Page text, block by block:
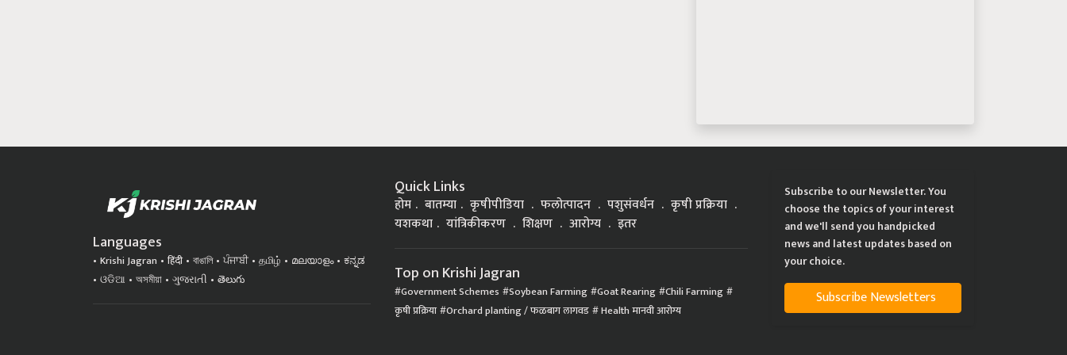
Languages
Krishi Jagran हिंदी বাঙালি ਪੰਜਾਬੀ தமிழ் മലയാളം
ಕನ್ನಡ
ଓଡିଆ
অসমীয়া ગુજરાતી తెలుగు
Quick Links
होम बातम्या कृषीपीडिया फलोत्पादन पशुसंवर्धन
कृषी प्रक्रिया
यशकथा
यांत्रिकीकरण शिक्षण आरोग्य इतर
Top on Krishi Jagran
Government Schemes Soybean Farming Goat Rearing Chili Farming
कृषी प्रक्रिया Orchard planting / फळबाग लागवड Health मानवी आरोग्य
Subscribe to our Newsletter. You
choose the topics of your interest
and we'll send you handpicked
news and latest updates based on
your choice.
Subscribe Newsletters